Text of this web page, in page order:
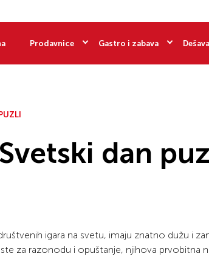
Prodavnice Gastro i zabava
dan
igara na svetu, imaju znatno dužu i
za razonodu i opuštanje, njihova prvobitna